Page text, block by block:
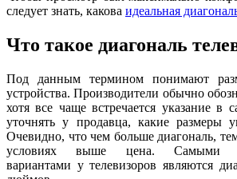
следует знать, какова идеальная
Что такое диагональ
Под данным термином понимают
устройства. Производители обычно
хотя все чаще встречается указание в
уточнять у продавца, какие размеры
Очевидно, что чем больше диагональ,
условиях выше цена. Самыми
вариантами у телевизоров являются